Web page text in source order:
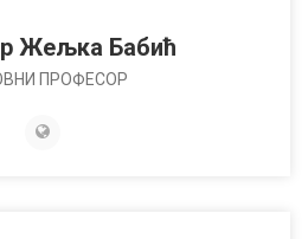
Жељка Бабић
ПРОФЕСОР